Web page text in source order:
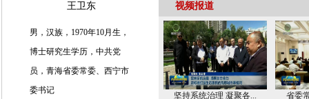
王卫东
男，汉族，1970年10月生，
博士研究生学历，中共党
员，青海省委常委、西宁市
委书记
视频报道
坚持系统治理 凝聚各... 省委